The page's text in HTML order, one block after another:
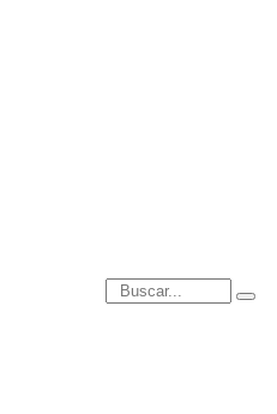
Introduce términos de